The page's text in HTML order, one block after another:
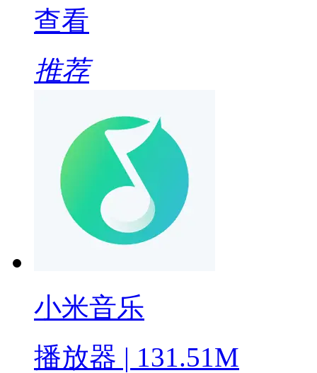
查看
推荐
小米音乐
播放器 | 131.51M